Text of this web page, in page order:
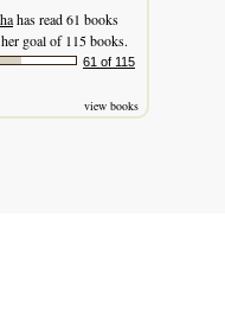
has read 61 books
goal of 115 books.
61 of 115
view books